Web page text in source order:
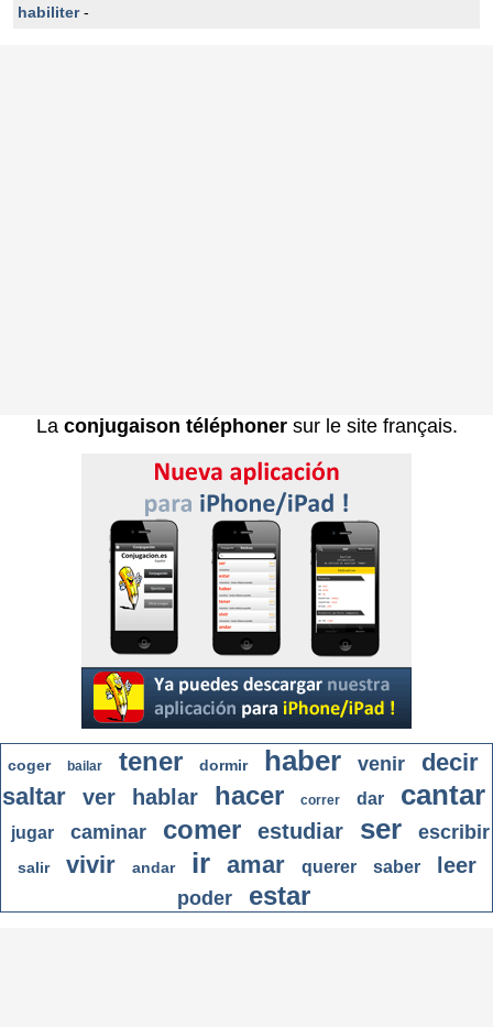
habiliter-
La conjugaison téléphonersur le site français.
coger bailar tener dormir haber venir
decir
saltar
ver hablar hacer correr dar cantar
jugar caminar comer estudiar ser escribir
salir vivir andar ir amar querer saber leer
poder estar